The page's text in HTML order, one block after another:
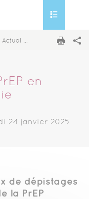
Toggle
Actualité COReVIH
en
24 janvier 2025
de dépistages
la PrEP